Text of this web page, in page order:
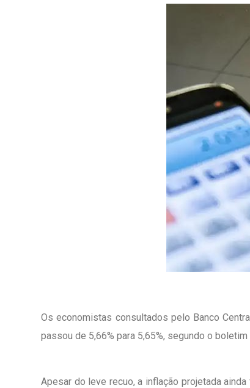
Os economistas consultados pelo Banco
passou de 5,66% para 5,65%, segundo o
Apesar do leve recuo, a inflação projetada